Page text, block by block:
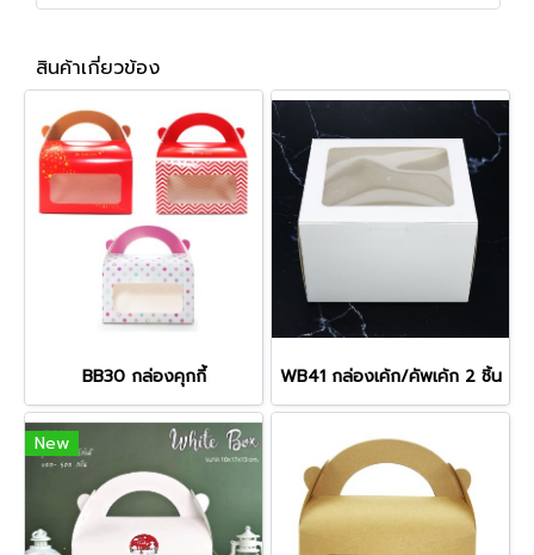
สินค้าเกี่ยวข้อง
BB30 กล่องคุกกี้ WB41 กล่องเค้ก/คัพเค้ก 2 ชิ้น
New